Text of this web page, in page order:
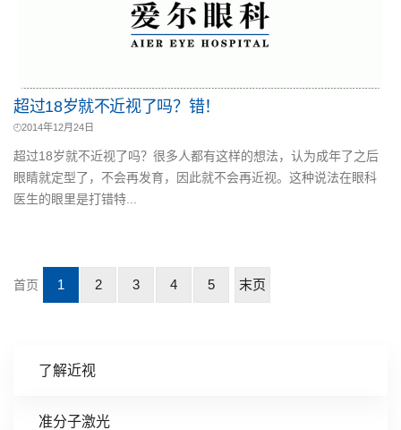
了解近视
准分子激光
超过18岁就不近视了吗？错！
2014年12月24日
超过18岁就不近视了吗？很多人都有这样的想法，认为成年了之后
眼睛就定型了，不会再发育，因此就不会再近视。这种说法在眼科
医生的眼里是打错特...
首页 1 2 3 4 5 末页